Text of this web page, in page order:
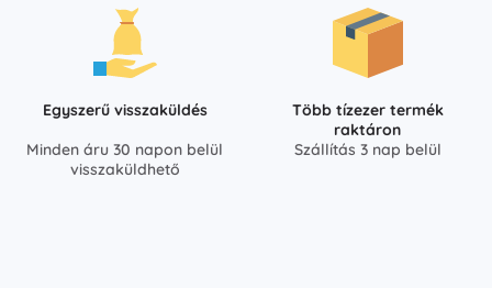
Egyszerű visszaküldés
Minden áru 30 napon belül
visszaküldhető
Több tízezer termék
raktáron
Szállítás 3 nap belül